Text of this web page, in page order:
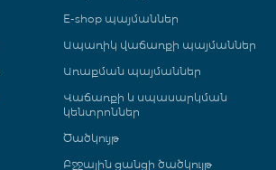
E-shop պայմաններ
Ապառիկ վաճառքի պայմաններ
Առաքման պայմաններ
Վաճառքի և սպասարկման
կենտրոններ
Ծածկույթ
Բջջային ցանցի ծածկույթ